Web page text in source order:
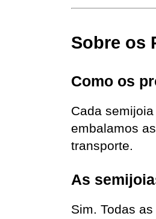
Sobre os
Como os
Cada
embalamos
transporte.
As
Sim. Todas